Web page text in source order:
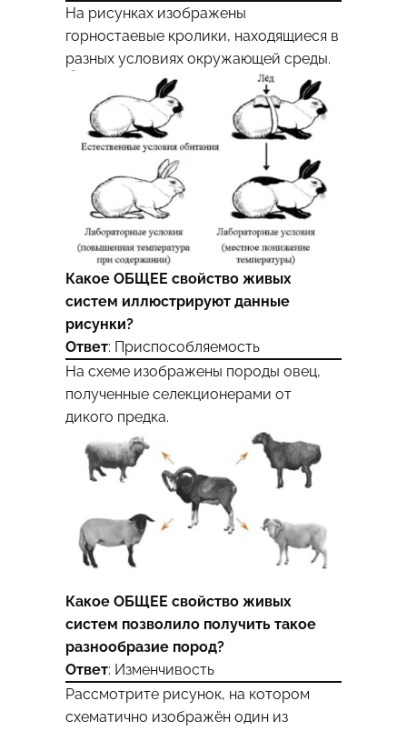
На рисунках изображены
горностаевые кролики, находящиеся в
разных условиях окружающей среды.
Какое ОБЩЕЕ свойство живых
систем иллюстрируют данные
рисунки?
Ответ: Приспособляемость
На схеме изображены породы овец,
полученные селекционерами от
дикого предка.
Какое ОБЩЕЕ свойство живых
систем позволило получить такое
разнообразие пород?
Ответ: Изменчивость
Рассмотрите рисунок, на котором
схематично изображён один из